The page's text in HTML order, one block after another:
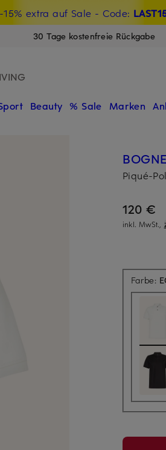
extra auf Sale - Code:
mit Beyond sichern
30 Tage kostenfreie Rückgabe
Beauty % Sale Marken
Piqué-
120 €
inkl. MwSt.,
Farbe: